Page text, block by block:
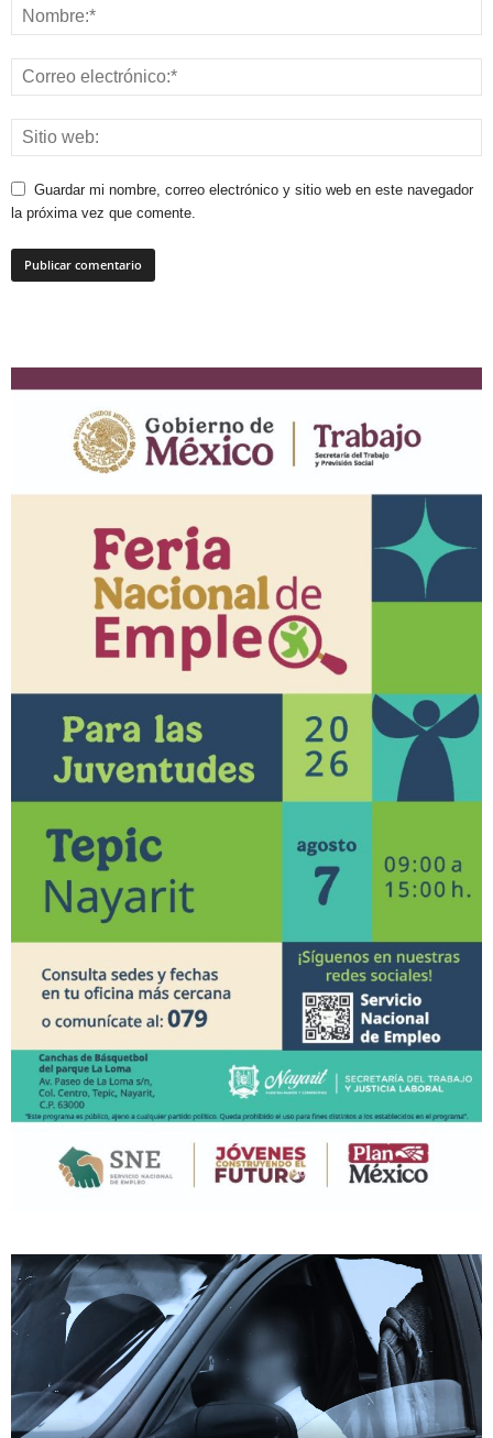
Guardar mi nombre, correo electrónico y sitio web en este navegador
la próxima vez que comente.